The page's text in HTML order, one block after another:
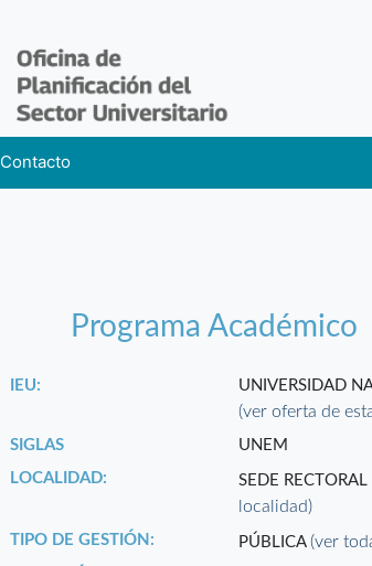
Contacto
Programa Académico
IEU: UNIVERSIDAD
(ver oferta de
SIGLAS
UNEM
LOCALIDAD:
SEDE
localidad)
TIPO DE GESTIÓN: PÚBLICA(ver